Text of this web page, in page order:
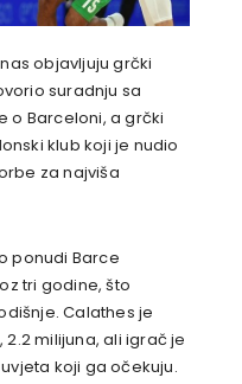
objavljuju grčki
suradnju sa
o Barceloni, a grčki
klub koji je nudio
za najviša
ponudi Barce
tri godine, što
Calathes je
milijuna, ali igrač je
koji ga očekuju.